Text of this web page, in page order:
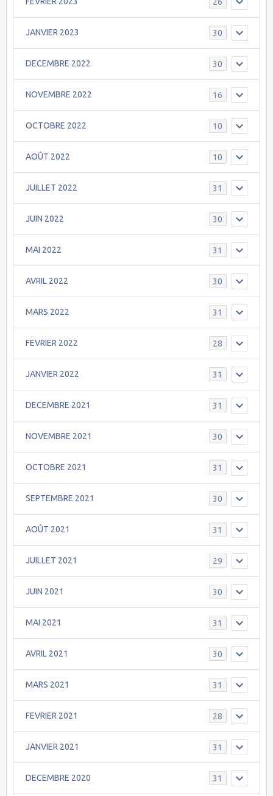
JANVIER 2023 30
DECEMBRE 2022 30
NOVEMBRE 2022 16
OCTOBRE 2022 10
AOÛT 2022 10
JUILLET 2022 31
JUIN 2022 30
MAI 2022 31
AVRIL 2022 30
MARS 2022 31
FEVRIER 2022 28
JANVIER 2022 31
DECEMBRE 2021 31
NOVEMBRE 2021 30
OCTOBRE 2021 31
SEPTEMBRE 2021 30
AOÛT 2021 31
JUILLET 2021 29
JUIN 2021 30
MAI 2021 31
AVRIL 2021 30
MARS 2021 31
FEVRIER 2021 28
JANVIER 2021 31
DECEMBRE 2020 31